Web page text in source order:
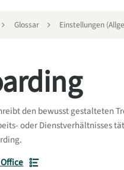
Glossar Einstellungen
den bewusst gestalteten
oder Dienstverhältnisses